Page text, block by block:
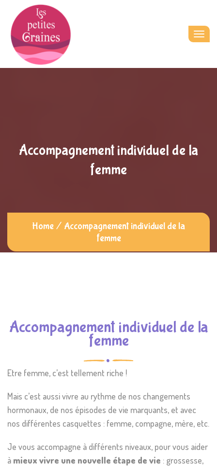
Accompagnement individuel de la
femme
Home / Accompagnement individuel de la
femme
Accompagnement individuel de la
femme
Etre femme, c’est tellement riche !
Mais c’est aussi vivre au rythme de nos changements
hormonaux, de nos épisodes de vie marquants, et avec
nos différentes casquettes : femme, compagne, mère, etc.
Je vous accompagne à différents niveaux, pour vous aider
à mieux vivre une nouvelle étape de vie : grossesse,